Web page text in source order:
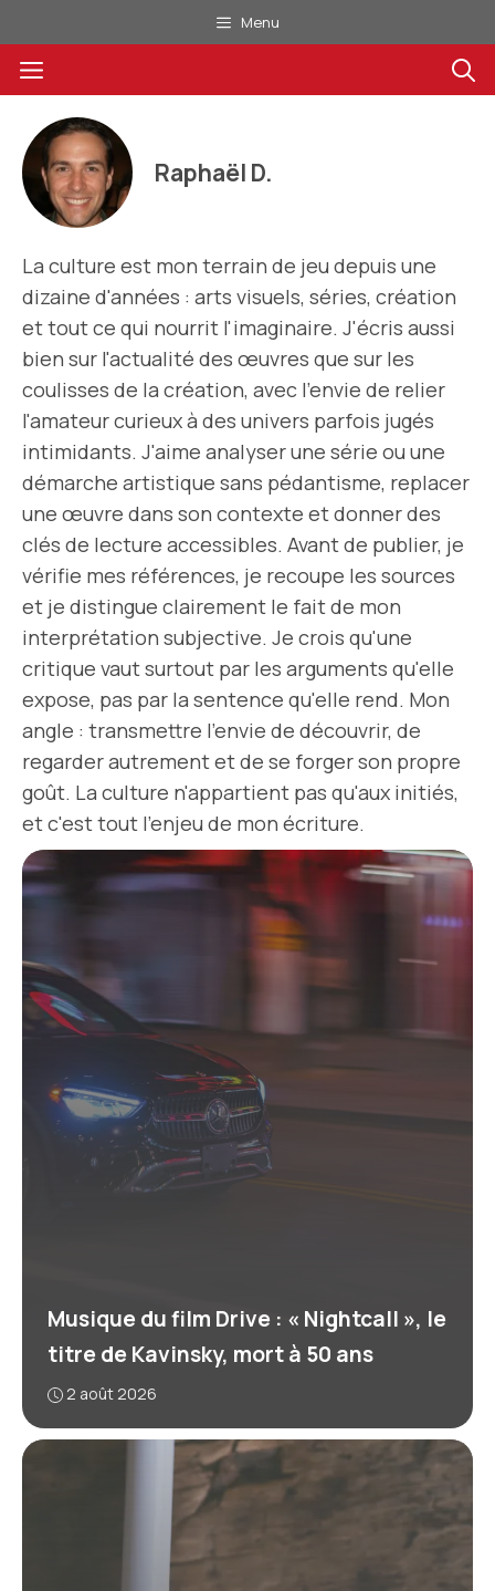
au
contenu
Menu
Menu
Raphaël D.
La culture est mon terrain de jeu depuis une
dizaine d'années : arts visuels, séries, création
et tout ce qui nourrit l'imaginaire. J'écris aussi
bien sur l'actualité des œuvres que sur les
coulisses de la création, avec l'envie de relier
l'amateur curieux à des univers parfois jugés
intimidants. J'aime analyser une série ou une
démarche artistique sans pédantisme, replacer
une œuvre dans son contexte et donner des
clés de lecture accessibles. Avant de publier, je
vérifie mes références, je recoupe les sources
et je distingue clairement le fait de mon
interprétation subjective. Je crois qu'une
critique vaut surtout par les arguments qu'elle
expose, pas par la sentence qu'elle rend. Mon
angle : transmettre l'envie de découvrir, de
regarder autrement et de se forger son propre
goût. La culture n'appartient pas qu'aux initiés,
et c'est tout l'enjeu de mon écriture.
Musique du film Drive : « Nightcall », le
titre de Kavinsky, mort à 50 ans
2 août 2026